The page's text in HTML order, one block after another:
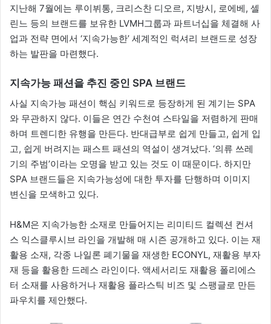
지난해 7월에는 루이뷔통, 크리스찬 디오르, 지방시, 로에베, 셀
린느 등의 브랜드를 보유한 LVMH그룹과 파트너십을 체결해 사
업과 전략 면에서 ‘지속가능한’ 세계적인 럭셔리 브랜드로 성장
하는 발판을 마련했다.
지속가능 패션을 추진 중인 SPA 브랜드
사실 지속가능 패션이 핵심 키워드로 등장하게 된 계기는 SPA
와 무관하지 않다. 이들은 연간 수천여 스타일을 저렴하게 판매
하며 트렌디한 유행을 만든다. 반대급부로 쉽게 만들고, 쉽게 입
고, 쉽게 버려지는 패스트 패션의 역설이 생겨났다. ‘의류 쓰레
기의 주범’이라는 오명을 받고 있는 것도 이 때문이다. 하지만
SPA 브랜드들은 지속가능성에 대한 투자를 단행하며 이미지
변신을 모색하고 있다.
H&M은 지속가능한 소재로 만들어지는 리미티드 컬렉션 컨셔
스 익스클루시브 라인을 개발해 매 시즌 공개하고 있다. 이는 재
활용 소재, 각종 나일론 폐기물을 재생한 ECONYL, 재활용 부자
재 등을 활용한 드레스 라인이다. 액세서리도 재활용 폴리에스
터 소재를 사용하거나 재활용 플라스틱 비즈 및 스팽글로 만든
파우치를 제안했다.